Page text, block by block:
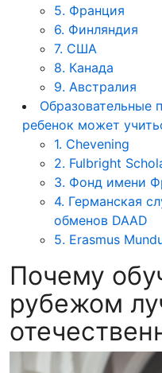
5. Франция
6. Финляндия
7. США
8. Канада
9. Австралия
Образовательные
ребенок может
1. Chevening
2. Fulbright
3. Фонд имени
4. Германская
обменов DAAD
5. Erasmus
Почему
рубежом